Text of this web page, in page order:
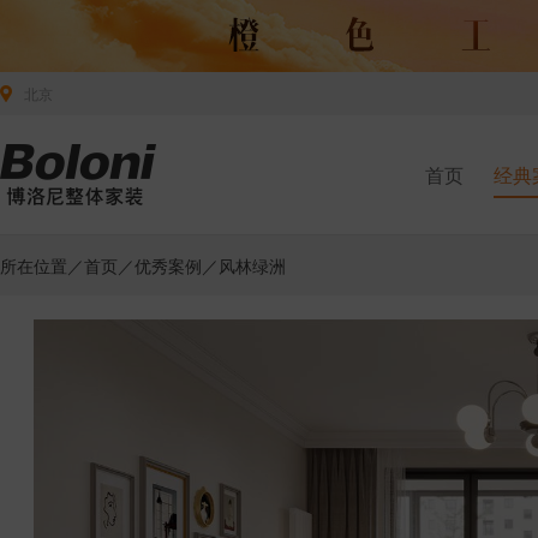
首页 经典
所在位置／首页 ／优秀案例 ／风林绿洲